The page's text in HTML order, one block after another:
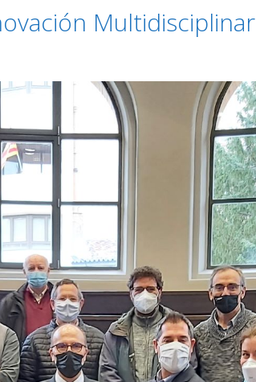
Multidisciplinar